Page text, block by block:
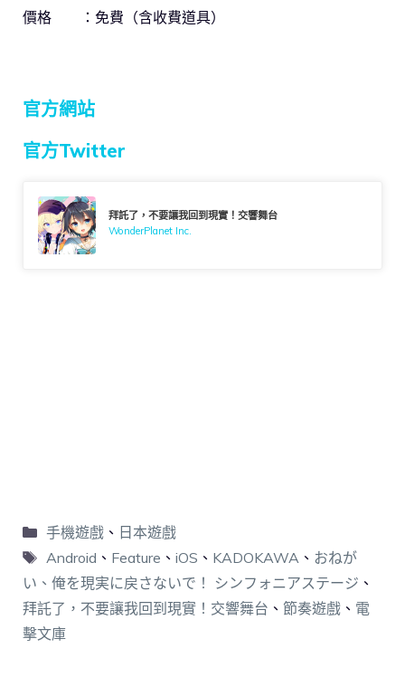
價格 ：免費（含收費道具）
官方網站
官方Twitter
拜託了，不要讓我回到現實！交響舞台
WonderPlanet Inc.
手機遊戲、 日本遊戲
Android 、 Feature 、 iOS 、 KADOKAWA、 おねが
い、俺を現実に戻さないで！ シンフォニアステージ 、
拜託了，不要讓我回到現實！交響舞台 、 節奏遊戲 、 電
擊文庫